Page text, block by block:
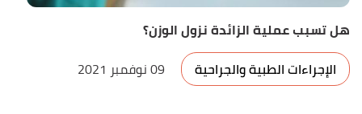
هل تسبب عملية الزائدة نزول الوزن؟
الإجراءات الطبية والجراحية
09 نوفمبر 2021